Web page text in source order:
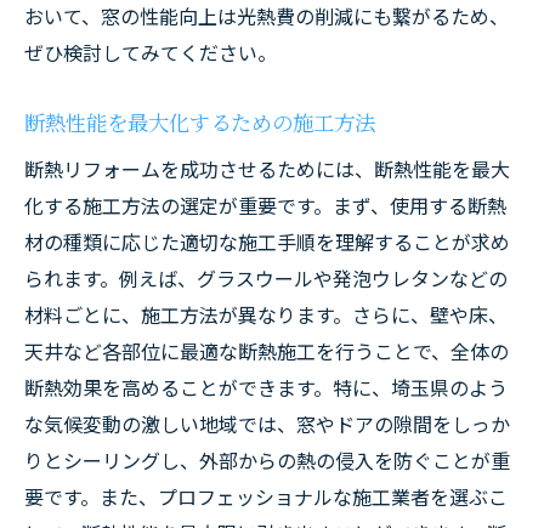
おいて、窓の性能向上は光熱費の削減にも繋がるため、
ぜひ検討してみてください。
断熱性能を最大化するための施工方法
断熱リフォームを成功させるためには、断熱性能を最大
化する施工方法の選定が重要です。まず、使用する断熱
材の種類に応じた適切な施工手順を理解することが求め
られます。例えば、グラスウールや発泡ウレタンなどの
材料ごとに、施工方法が異なります。さらに、壁や床、
天井など各部位に最適な断熱施工を行うことで、全体の
断熱効果を高めることができます。特に、埼玉県のよう
な気候変動の激しい地域では、窓やドアの隙間をしっか
りとシーリングし、外部からの熱の侵入を防ぐことが重
要です。また、プロフェッショナルな施工業者を選ぶこ